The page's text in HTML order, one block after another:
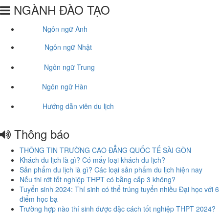
NGÀNH ĐÀO TẠO
Ngôn ngữ Anh
Ngôn ngữ Nhật
Ngôn ngữ Trung
Ngôn ngữ Hàn
Hướng dẫn viên du lịch
Thông báo
THÔNG TIN TRƯỜNG CAO ĐẲNG QUỐC TẾ SÀI GÒN
Khách du lịch là gì? Có mấy loại khách du lịch?
Sản phẩm du lịch là gì? Các loại sản phẩm du lịch hiện nay
Nếu thi rớt tốt nghiệp THPT có bằng cấp 3 không?
Tuyển sinh 2024: Thí sinh có thể trúng tuyển nhiều Đại học với 6
điểm học bạ
Trường hợp nào thí sinh được đặc cách tốt nghiệp THPT 2024?